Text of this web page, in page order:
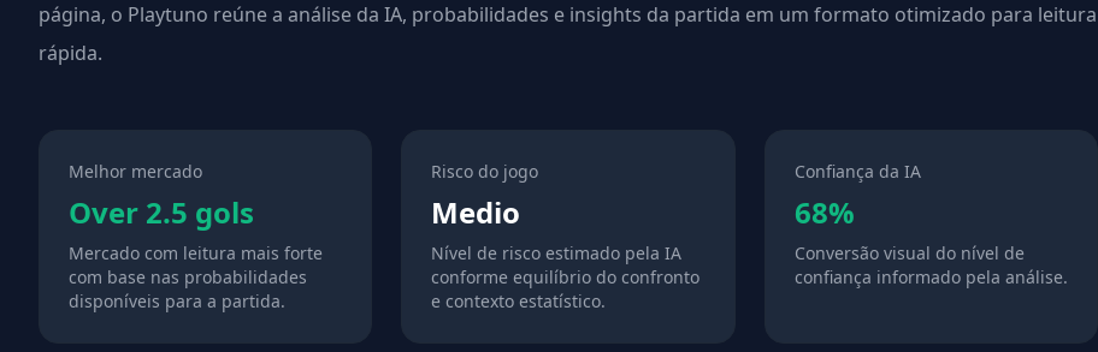
página, o Playtuno reúne a análise da IA, probabilidades e insights da partida em um formato otimizado para leitura
rápida.
Melhor mercado
Over 2.5 gols
Mercado com leitura mais forte
com base nas probabilidades
disponíveis para a partida.
Risco do jogo
Medio
Nível de risco estimado pela IA
conforme equilíbrio do confronto
e contexto estatístico.
Confiança da IA
68%
Conversão visual do nível de
confiança informado pela análise.